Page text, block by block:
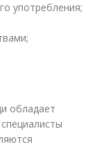
употребления;
обладает